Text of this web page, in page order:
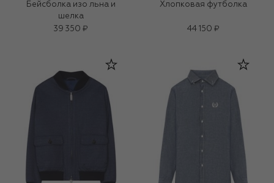
Бейсболка изо льна и
шелка
39 350 ₽
Хлопковая футболка
44 150 ₽